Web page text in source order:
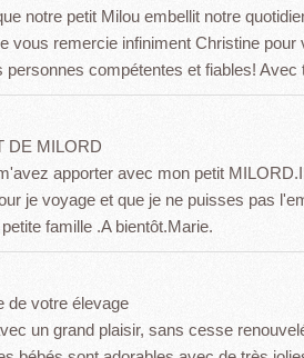
notre petit Milou embellit notre
vous remercie infiniment Christine
personnes compétentes et fiables!
DE MILORD
apporter avec mon petit
je voyage et que je ne puisses pas
famille .A bientôt.Marie.
de votre élevage
un grand plaisir, sans cesse